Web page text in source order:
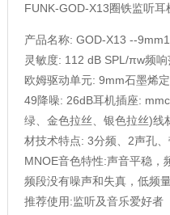
FUNK-GOD-X13圈铁监听耳
产品名称: GOD-X13 --
灵敏度: 112 dB SPL/πw频
欧姆驱动单元: 9mm石墨烯
49降噪: 26dB耳机插座:
绿、金色拉丝、银色拉丝)线
材技术特点: 3分频、2声孔
MNOE音色特性:声音平稳，
频段没有噪声和失真，低频
推荐使用:监听及音乐爱好者